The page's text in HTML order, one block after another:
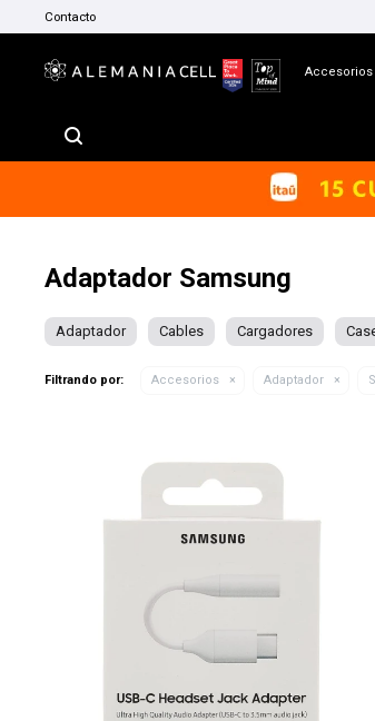
Accesorios
Contacto
Adaptador Samsung
Adaptador Cables Cargadores
Filtrando por: Accesorios Adaptador